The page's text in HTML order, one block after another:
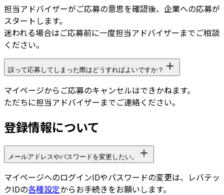
担当アドバイザーがご応募の意思を確認後、企業への応募が
スタートします。
迷われる場合はご応募前に一度担当アドバイザーまでご相談
ください。
誤って応募してしまった際はどうすればよいですか？
マイページからご応募のキャンセルはできかねます。
ただちに担当アドバイザーまでご連絡ください。
登録情報について
メールアドレスやパスワードを変更したい。
マイページへのログインIDやパスワードの変更は、レバテッ
クIDの各種設定からお手続きをお願いします。